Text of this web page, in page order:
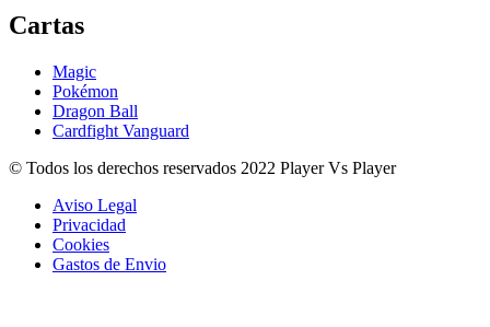
Cartas
Magic
Pokémon
Dragon Ball
Cardfight Vanguard
© Todos los derechos reservados 2022 Player Vs Player
Aviso Legal
Privacidad
Cookies
Gastos de Envio